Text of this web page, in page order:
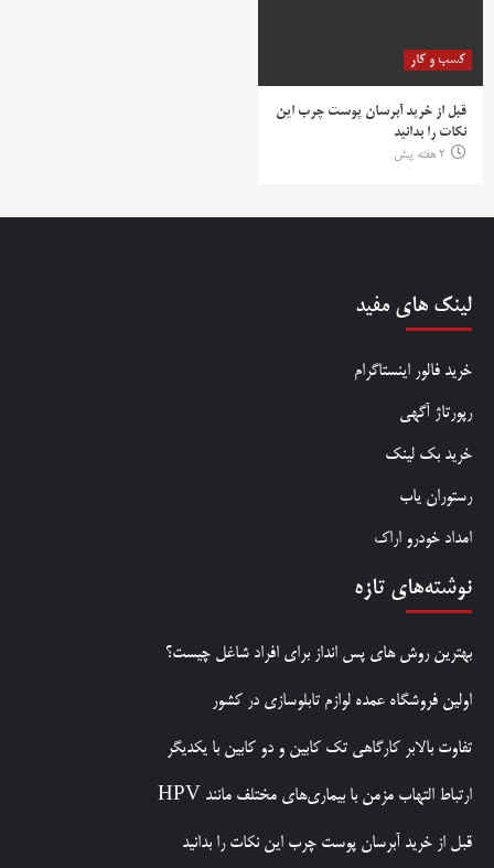
کسب و کار
قبل از خرید آبرسان پوست چرب این
نکات را بدانید
2 هفته پیش
لینک های مفید
خرید فالور اینستاگرام
رپورتاژ آگهی
خرید بک لینک
رستوران یاب
امداد خودرو اراک
نوشته‌های تازه
بهترین روش‌ های پس‌ انداز برای افراد شاغل چیست؟
اولین فروشگاه عمده لوازم تابلوسازی در کشور
تفاوت بالابر کارگاهی تک کابین و دو کابین با یکدیگر
ارتباط التهاب مزمن با بیماری‌های مختلف مانند HPV
قبل از خرید آبرسان پوست چرب این نکات را بدانید